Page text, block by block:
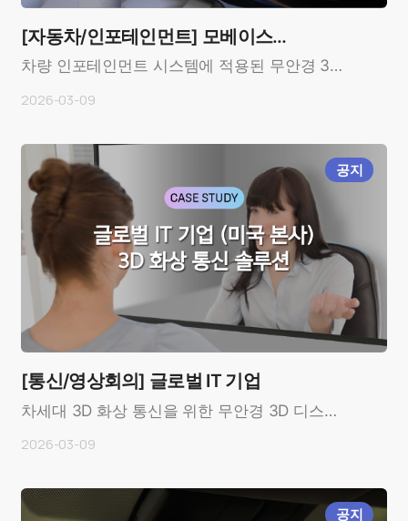
[자동차/인포테인먼트] 모베이스
(Mobase)
차량 인포테인먼트 시스템에 적용된 무안경 3D
2026-03-09
공지
[통신/영상회의] 글로벌 IT 기업
차세대 3D 화상 통신을 위한 무안경 3D 디스플
2026-03-09
공지